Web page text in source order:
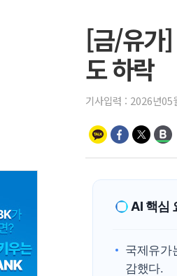
[금/유가
도 하락
기사입력 : 2026년05
AI 핵심
국제유가
감했다.